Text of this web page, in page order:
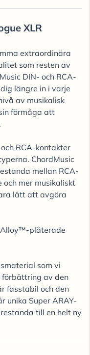
XLR
extraordinära
som resten av
DIN- och RCA-
längre in i varje
av musikalisk
förmåga att
RCA-kontakter
ChordMusic
mellan RCA-
mer musikaliskt
lätt att avgöra
pläterade
som vi
förbättring av den
fasstabil och den
unika Super ARAY-
till en helt ny